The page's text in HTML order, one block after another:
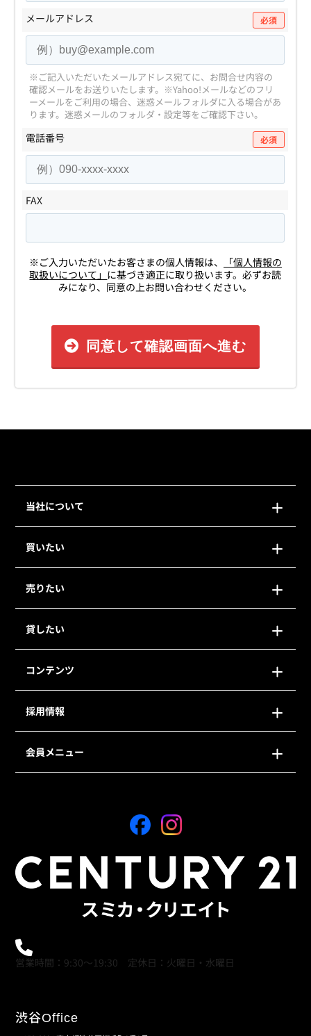
メールアドレス 必須
※ご記入いただいたメールアドレス宛てに、お問合せ内容の
確認メールをお送りいたします。 ※Yahoo!メールなどのフリ
ーメールをご利用の場合、迷惑メールフォルダに入る場合があ
ります。迷惑メールのフォルダ・設定等をご確認下さい。
電話番号 必須
FAX
※ご入力いただいたお客さまの個人情報は、
「個人情報の
取扱いについて」 に基づき適正に取り扱います。必ずお読
みになり、同意の上お問い合わせください。
同意して確認画面へ進む
当社について
買いたい
売りたい
貸したい
コンテンツ
採用情報
会員メニュー
営業時間：9:30～19:30 定休日：火曜日・水曜日
渋谷Office